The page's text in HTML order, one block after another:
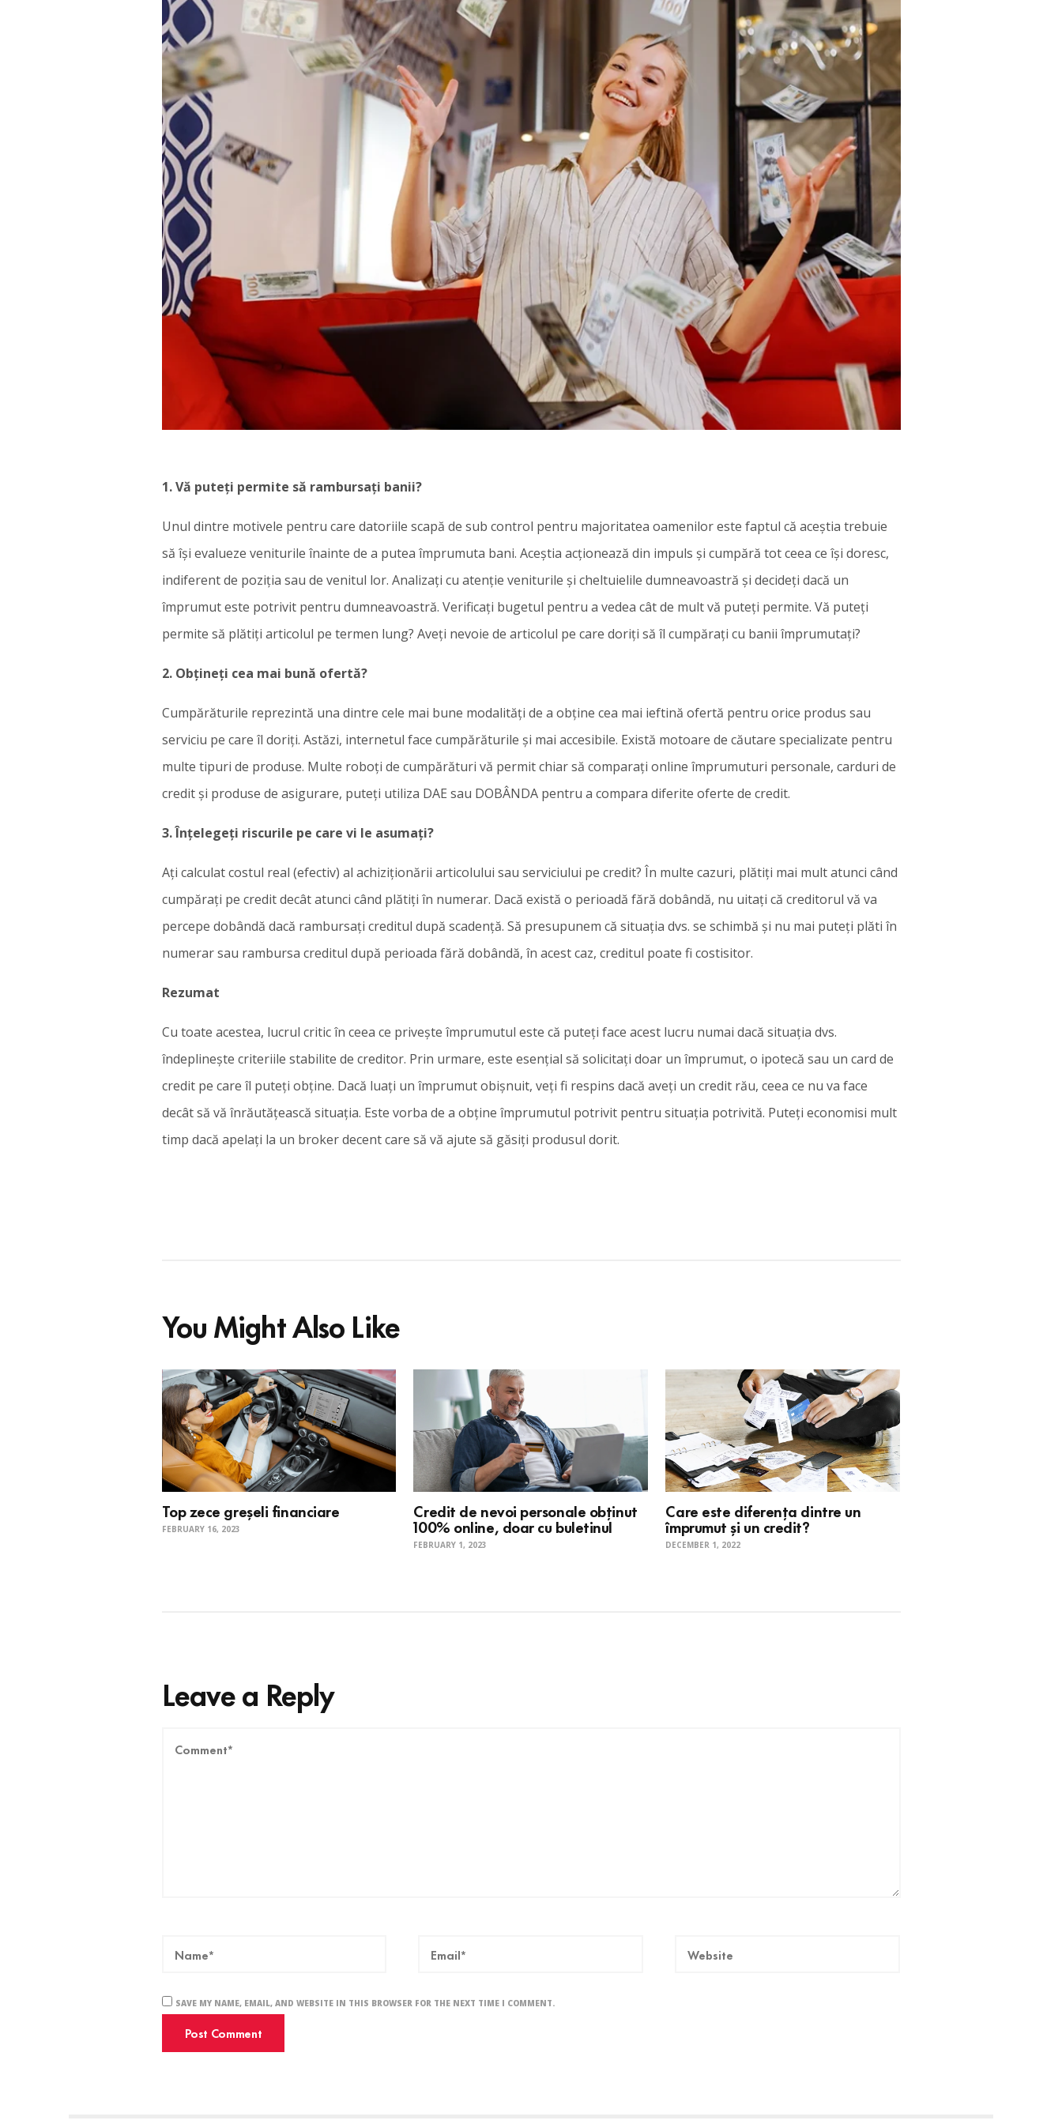
1. Vă puteți permite să rambursați banii?
Unul dintre motivele pentru care datoriile scapă de sub control pentru majoritatea oamenilor este faptul că aceștia trebuie
să își evalueze veniturile înainte de a putea împrumuta bani. Aceștia acționează din impuls și cumpără tot ceea ce își doresc,
indiferent de poziția sau de venitul lor. Analizați cu atenție veniturile și cheltuielile dumneavoastră și decideți dacă un
împrumut este potrivit pentru dumneavoastră. Verificați bugetul pentru a vedea cât de mult vă puteți permite. Vă puteți
permite să plătiți articolul pe termen lung? Aveți nevoie de articolul pe care doriți să îl cumpărați cu banii împrumutați?
2. Obțineți cea mai bună ofertă?
Cumpărăturile reprezintă una dintre cele mai bune modalități de a obține cea mai ieftină ofertă pentru orice produs sau
serviciu pe care îl doriți. Astăzi, internetul face cumpărăturile și mai accesibile. Există motoare de căutare specializate pentru
multe tipuri de produse. Multe roboți de cumpărături vă permit chiar să comparați online împrumuturi personale, carduri de
credit și produse de asigurare, puteți utiliza DAE sau DOBÂNDA pentru a compara diferite oferte de credit.
3. Înțelegeți riscurile pe care vi le asumați?
Ați calculat costul real (efectiv) al achiziționării articolului sau serviciului pe credit? În multe cazuri, plătiți mai mult atunci când
cumpărați pe credit decât atunci când plătiți în numerar. Dacă există o perioadă fără dobândă, nu uitați că creditorul vă va
percepe dobândă dacă rambursați creditul după scadență. Să presupunem că situația dvs. se schimbă și nu mai puteți plăti în
numerar sau rambursa creditul după perioada fără dobândă, în acest caz, creditul poate fi costisitor.
Rezumat
Cu toate acestea, lucrul critic în ceea ce privește împrumutul este că puteți face acest lucru numai dacă situația dvs.
îndeplinește criteriile stabilite de creditor. Prin urmare, este esențial să solicitați doar un împrumut, o ipotecă sau un card de
credit pe care îl puteți obține. Dacă luați un împrumut obișnuit, veți fi respins dacă aveți un credit rău, ceea ce nu va face
decât să vă înrăutățească situația. Este vorba de a obține împrumutul potrivit pentru situația potrivită. Puteți economisi mult
timp dacă apelați la un broker decent care să vă ajute să găsiți produsul dorit.
You Might Also Like
Top zece greșeli financiare
FEBRUARY 16, 2023
Credit de nevoi personale obținut
100% online, doar cu buletinul
FEBRUARY 1, 2023
Care este diferența dintre un
împrumut și un credit?
DECEMBER 1, 2022
Leave a Reply
SAVE MY NAME, EMAIL, AND WEBSITE IN THIS BROWSER FOR THE NEXT TIME I COMMENT.